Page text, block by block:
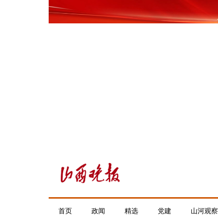
首页 政闻 精选 党建 山河观察